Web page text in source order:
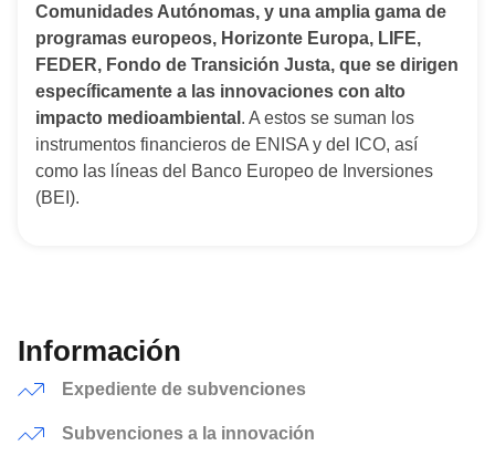
Comunidades Autónomas, y una amplia gama de
programas europeos, Horizonte Europa, LIFE,
FEDER, Fondo de Transición Justa, que se dirigen
específicamente a las innovaciones con alto
impacto medioambiental . A estos se suman los
instrumentos financieros de ENISA y del ICO, así
como las líneas del Banco Europeo de Inversiones
(BEI).
Información
Expediente de subvenciones
Subvenciones a la innovación